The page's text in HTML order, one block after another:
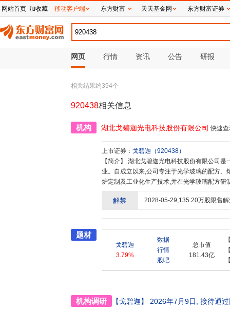
网页 行情 资讯 公告 研报
相关结果约394个
920438相关信息
机构 湖北戈碧迦光电科技股份有限公司 快速
上市证券： 戈碧迦 （920438）
【简介】
业。自成立以来,公司专注于光学玻璃的配方
炉定制及工业化生产技术,并在光学玻璃配方
玻璃的配方、熔炼、检测等技术开发能力,掌
解禁 2028-05-29,135.20万股限售
题材
戈碧迦
3.79%
数据
行情
股吧
总市值
181.43亿
机构调研 【戈碧迦】 2026年7月9日 , 接待通
网站首页 加收藏 移动客户端 东方财富 天天基金网 东方财富证券